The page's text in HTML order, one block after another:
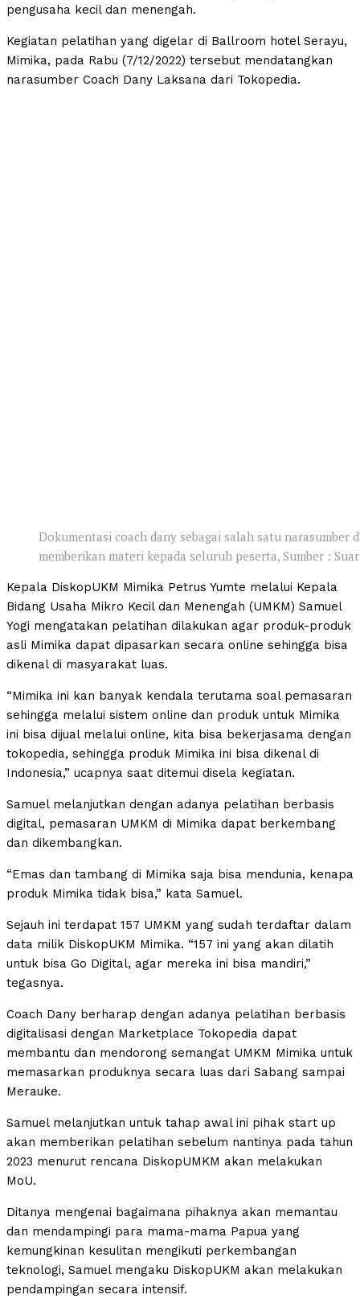
pengusaha kecil dan menengah.
Kegiatan pelatihan yang digelar di Ballroom hotel Serayu,
Mimika, pada Rabu (7/12/2022) tersebut mendatangkan
narasumber Coach Dany Laksana dari Tokopedia.
Dokumentasi coach dany sebagai salah satu narasumber
memberikan materi kepada seluruh peserta, Sumber :
Kepala DiskopUKM Mimika Petrus Yumte melalui Kepala
Bidang Usaha Mikro Kecil dan Menengah (UMKM) Samuel
Yogi mengatakan pelatihan dilakukan agar produk-produk
asli Mimika dapat dipasarkan secara online sehingga bisa
dikenal di masyarakat luas.
“Mimika ini kan banyak kendala terutama soal pemasaran
sehingga melalui sistem online dan produk untuk Mimika
ini bisa dijual melalui online, kita bisa bekerjasama dengan
tokopedia, sehingga produk Mimika ini bisa dikenal di
Indonesia,” ucapnya saat ditemui disela kegiatan.
Samuel melanjutkan dengan adanya pelatihan berbasis
digital, pemasaran UMKM di Mimika dapat berkembang
dan dikembangkan.
“Emas dan tambang di Mimika saja bisa mendunia, kenapa
produk Mimika tidak bisa,” kata Samuel.
Sejauh ini terdapat 157 UMKM yang sudah terdaftar dalam
data milik DiskopUKM Mimika. “157 ini yang akan dilatih
untuk bisa Go Digital, agar mereka ini bisa mandiri,”
tegasnya.
Coach Dany berharap dengan adanya pelatihan berbasis
digitalisasi dengan Marketplace Tokopedia dapat
membantu dan mendorong semangat UMKM Mimika untuk
memasarkan produknya secara luas dari Sabang sampai
Merauke.
Samuel melanjutkan untuk tahap awal ini pihak start up
akan memberikan pelatihan sebelum nantinya pada tahun
2023 menurut rencana DiskopUMKM akan melakukan
MoU.
Ditanya mengenai bagaimana pihaknya akan memantau
dan mendampingi para mama-mama Papua yang
kemungkinan kesulitan mengikuti perkembangan
teknologi, Samuel mengaku DiskopUKM akan melakukan
pendampingan secara intensif.